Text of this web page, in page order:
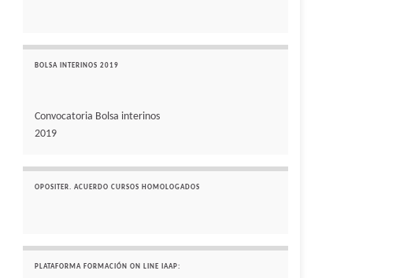
BOLSA INTERINOS 2019
Convocatoria Bolsa interinos
2019
OPOSITER. ACUERDO CURSOS HOMOLOGADOS
PLATAFORMA FORMACIÓN ON LINE IAAP: